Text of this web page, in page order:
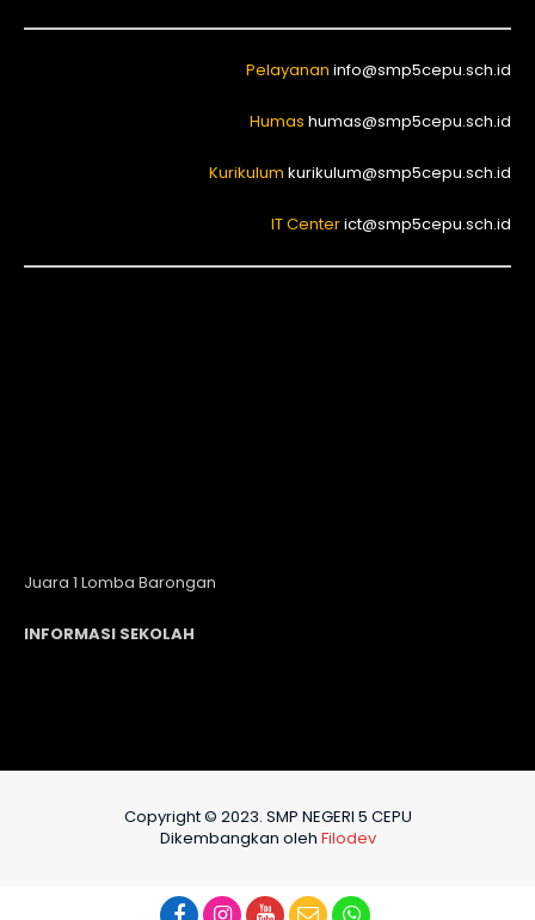
Pelayanan info@smp5cepu.sch.id
Humas humas@smp5cepu.sch.id
Kurikulum kurikulum@smp5cepu.sch.id
IT Centerict@smp5cepu.sch.id
Juara 1 Lomba Barongan
INFORMASI SEKOLAH
Copyright © 2023. SMP NEGERI 5 CEPU
Dikembangkan oleh Filodev